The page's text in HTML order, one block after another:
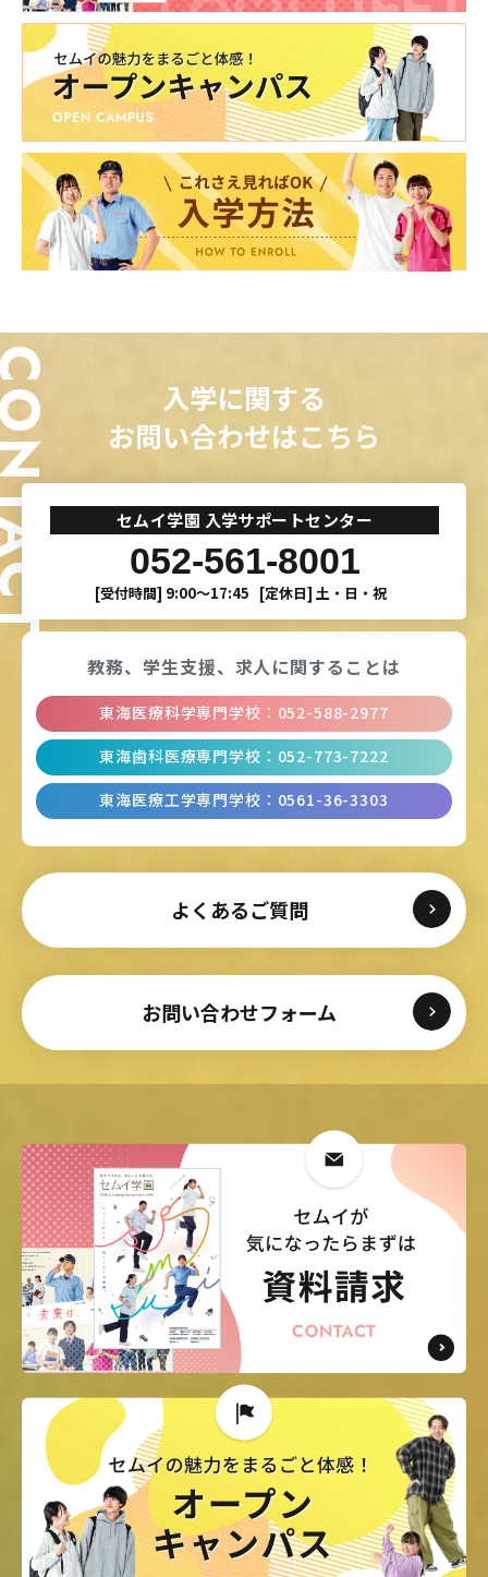
入学に関する
お問い合わせはこちら
セムイ学園 入学サポートセンター
052-561-8001
[受付時間] 9:00〜17:45 [定休日] 土・日・祝
よくあるご質問
お問い合わせフォーム
教務、学生支援、 求人に関することは
東海医療科学専門学校 ： 052-588-2977
東海歯科医療専門学校 ： 052-773-7222
東海医療工学専門学校 ： 0561-36-3303